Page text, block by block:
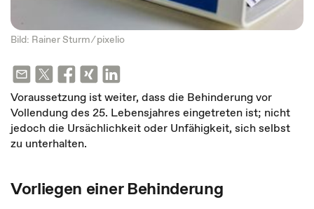
Bild: Rainer Sturm ⁄pixelio
Voraussetzung ist weiter, dass die Behinderung vor
Vollendung des 25. Lebensjahres eingetreten ist; nicht
jedoch die Ursächlichkeit oder Unfähigkeit, sich selbst
zu unterhalten.
Vorliegen einer Behinderung